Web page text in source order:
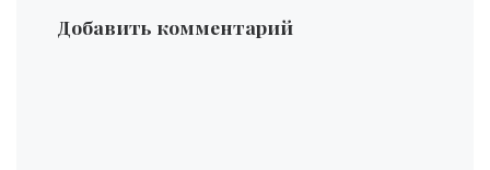
Добавить комментарий